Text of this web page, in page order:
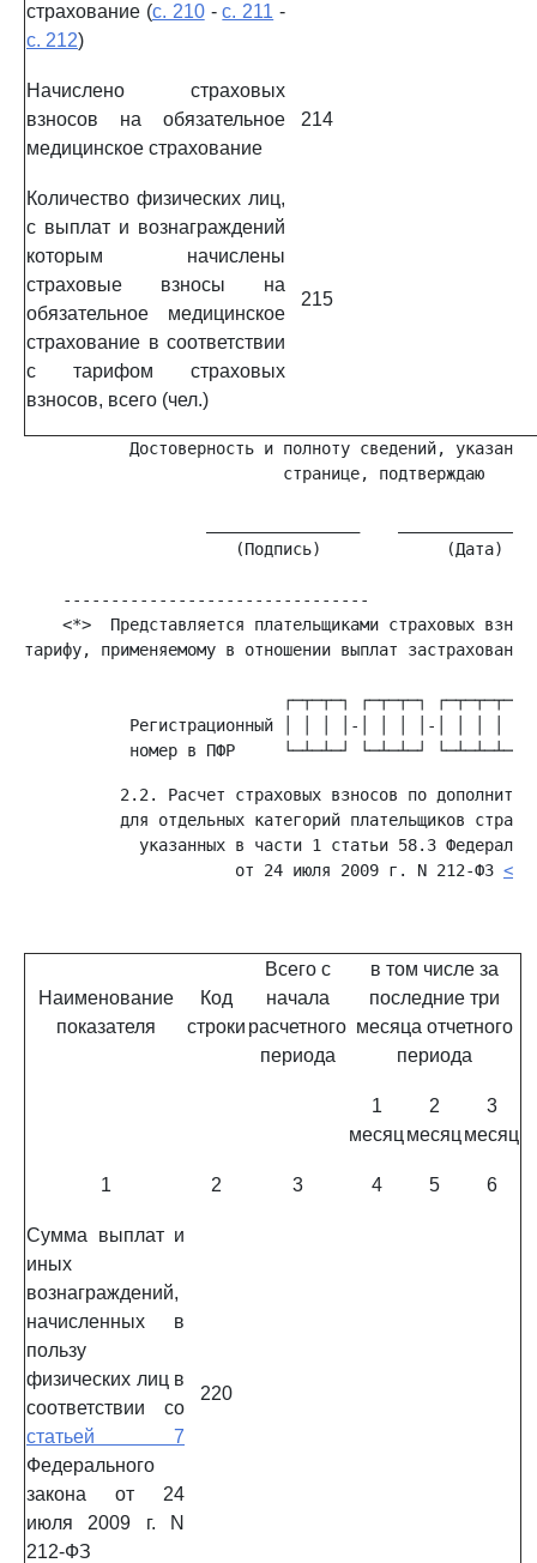
страхование (с. 210-с. 211 -
с. 212)
Начислено страховых
взносов на обязательное
медицинское страхование
214
Количество физических лиц,
с выплат и вознаграждений
которым начислены
страховые взносы на
обязательное медицинское
страхование в соответствии
с тарифом страховых
взносов, всего (чел.)
215
Достоверность и полноту сведений,
                           странице, подтверждаю
                      (Подпись)             (Дата)
<*>  Представляется плательщиками страховых
тарифу, применяемому в отношении выплат
Регистрационный │ │ │ │-│ │ │ │-│ │ │ │ │
2.2. Расчет страховых взносов по
для отдельных категорий плательщиков
указанных в части 1 статьи 58.3
                      от 24 июля 2009 г. N 212-ФЗ
<*>
Наименование
показателя
Код
строки
Всего с
начала
расчетного
периода
в том числе за
последние три
месяца отчетного
периода
1
месяц
2
месяц
3
месяц
1 2 3 4 5 6
Сумма выплат и
иных
вознаграждений,
начисленных в
пользу
физических лиц в
соответствии со
статьей 7
Федерального
закона от 24
июля 2009 г. N
212-ФЗ
220